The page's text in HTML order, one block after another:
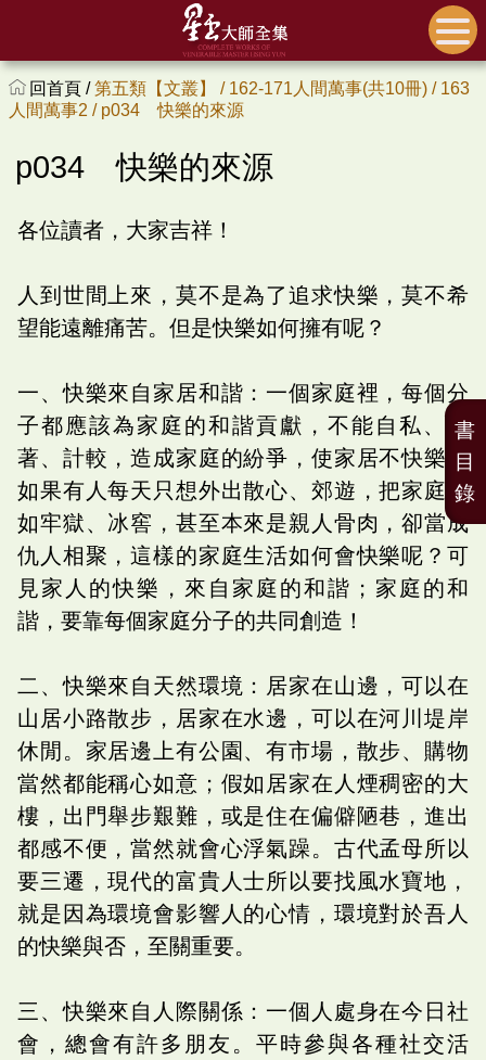
回首頁 /第五類【文叢】 / 162-171人間萬事(共10冊) / 163
人間萬事2 / p034 快樂的來源
p034 快樂的來源
各位讀者，大家吉祥！
人到世間上來，莫不是為了追求快樂，莫不希
望能遠離痛苦。但是快樂如何擁有呢？
一、快樂來自家居和諧：一個家庭裡，每個分
子都應該為家庭的和諧貢獻，不能自私、執
著、計較，造成家庭的紛爭，使家居不快樂。
如果有人每天只想外出散心、郊遊，把家庭視
如牢獄、冰窖，甚至本來是親人骨肉，卻當成
仇人相聚，這樣的家庭生活如何會快樂呢？可
見家人的快樂，來自家庭的和諧；家庭的和
諧，要靠每個家庭分子的共同創造！
二、快樂來自天然環境：居家在山邊，可以在
山居小路散步，居家在水邊，可以在河川堤岸
休閒。家居邊上有公園、有市場，散步、購物
當然都能稱心如意；假如居家在人煙稠密的大
樓，出門舉步艱難，或是住在偏僻陋巷，進出
都感不便，當然就會心浮氣躁。古代孟母所以
要三遷，現代的富貴人士所以要找風水寶地，
就是因為環境會影響人的心情，環境對於吾人
的快樂與否，至關重要。
三、快樂來自人際關係：一個人處身在今日社
會，總會有許多朋友。平時參與各種社交活
書
目
錄